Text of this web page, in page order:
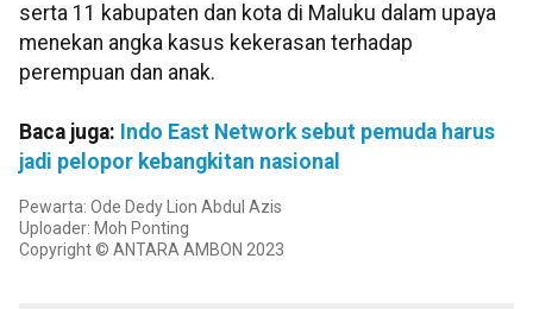
serta 11 kabupaten dan kota di Maluku dalam upaya
menekan angka kasus kekerasan terhadap
perempuan dan anak.
Baca juga: Indo East Network sebut pemuda harus
jadi pelopor kebangkitan nasional
Pewarta: Ode Dedy Lion Abdul Azis
Uploader: Moh Ponting
Copyright © ANTARA AMBON 2023